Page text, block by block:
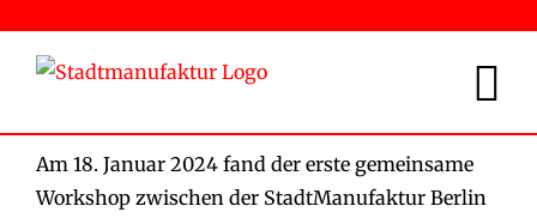
Inhalt
springen
Am 18. Januar 2024 fand der erste gemeinsame
Workshop zwischen der StadtManufaktur Berlin